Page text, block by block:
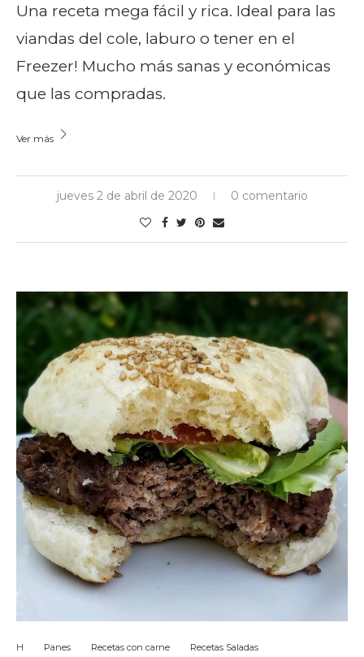
Una receta mega fácil y rica. Ideal para las
viandas del cole, laburo o tener en el
Freezer! Mucho más sanas y económicas
que las compradas.
Ver más
jueves 2 de abril de 2020 0 comentario
H Panes Recetas con carne Recetas Saladas